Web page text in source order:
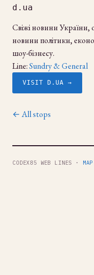
d.ua
Свіжі новини України,
новини політики,
шоу-бізнесу.
Line:Sundry & General
VISIT D.UA →
← All stops
CODEX85 WEB LINES · MAP